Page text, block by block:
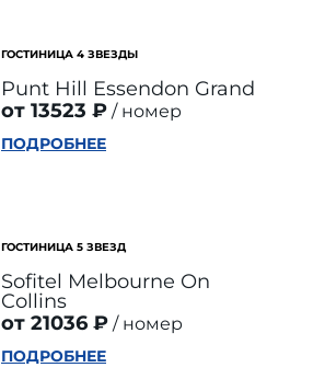
ГОСТИНИЦА 4 ЗВЕЗДЫ
Punt Hill Essendon Grand
от 13523 ₽
номер
ПОДРОБНЕЕ
ГОСТИНИЦА 5 ЗВЕЗД
Sofitel Melbourne On
Collins
от 21036 ₽
номер
ПОДРОБНЕЕ